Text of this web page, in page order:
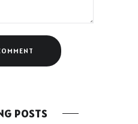
POSTS